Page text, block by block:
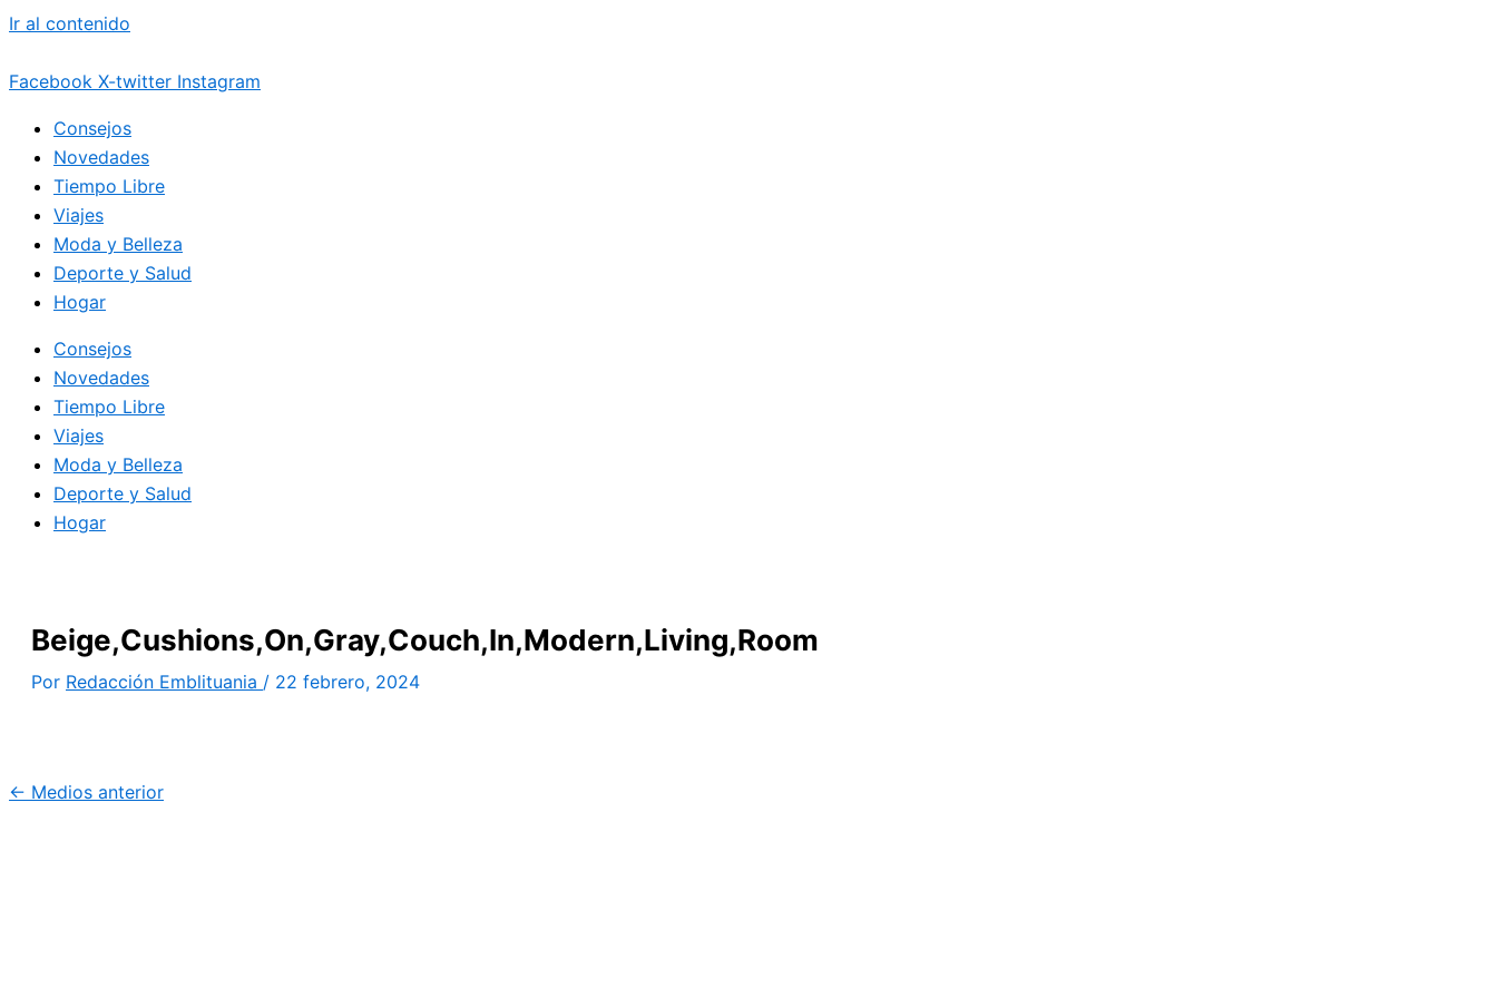
Ir al contenido
Facebook X-twitter Instagram
Consejos
Novedades
Tiempo Libre
Viajes
Moda y Belleza
Deporte y Salud
Hogar
Consejos
Novedades
Tiempo Libre
Viajes
Moda y Belleza
Deporte y Salud
Hogar
Beige,Cushions,On,Gray,Couch,In,Modern,Living,Room
Por Redacción Emblituania / 22 febrero, 2024
← Medios anterior